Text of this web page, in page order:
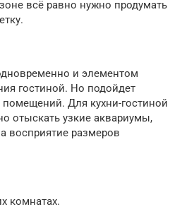
всё равно нужно продумать
и элементом
гостиной. Но подойдет
Для кухни-гостиной
отыскать узкие аквариумы,
восприятие размеров
комнатах.